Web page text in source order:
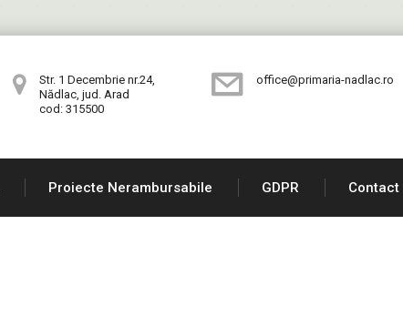
office@primaria-nadlac.ro
Str. 1 Decembrie nr.24,
Nădlac, jud. Arad
cod: 315500
Proiecte Nerambursabile GDPR Contact